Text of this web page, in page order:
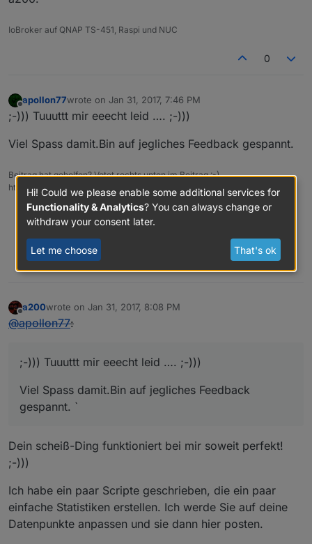
IoBroker auf QNAP TS-451, Raspi und NUC
0
Offline
apollon77wrote on Jan 31, 2017, 7:46 PM
last edited by
;-))) Tuuuttt mir eeecht leid …. ;-)))
Viel Spass damit.Bin auf jegliches Feedback gespannt.
Beitrag hat geholfen? Votet rechts unten im Beitrag :-)
https://paypal.me/Apollon77 / https://github.com/sponsors/Apollon77
Debug-Log für Instanz einschalten? Admin -> Instanzen ->
Expertenmodus -> Instanz aufklappen - Loglevel ändern
Zeilen ab
Offline
a200wrote on Jan 31, 2017, 8:08 PM
last edited by
@apollon77:
;-))) Tuuuttt mir eeecht leid …. ;-)))
Viel Spass damit.Bin auf jegliches Feedback
gespannt. `
Dein scheiß-Ding funktioniert bei mir soweit perfekt!
;-)))
Ich habe ein paar Scripte geschrieben, die ein paar
einfache Statistiken erstellen. Ich werde Sie auf deine
Datenpunkte anpassen und sie dann hier posten.
Hi! Could we please enable some additional services for
Functionality & Analytics? You can always change or
withdraw your consent later.
Let me choose That's ok